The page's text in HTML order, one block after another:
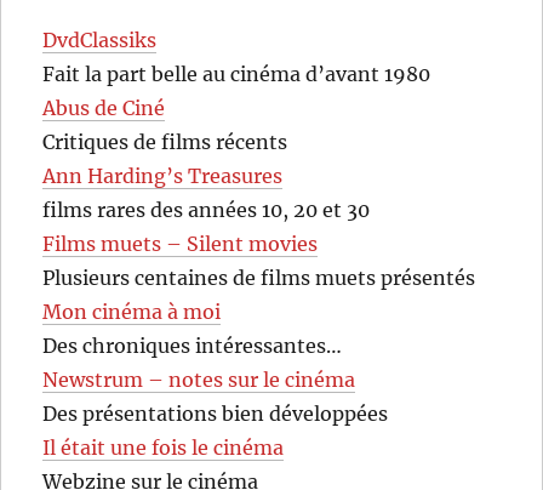
DvdClassiks
Fait la part belle au cinéma d’avant 1980
Abus de Ciné
Critiques de films récents
Ann Harding’s Treasures
films rares des années 10, 20 et 30
Films muets – Silent movies
Plusieurs centaines de films muets présentés
Mon cinéma à moi
Des chroniques intéressantes…
Newstrum – notes sur le cinéma
Des présentations bien développées
Il était une fois le cinéma
Webzine sur le cinéma